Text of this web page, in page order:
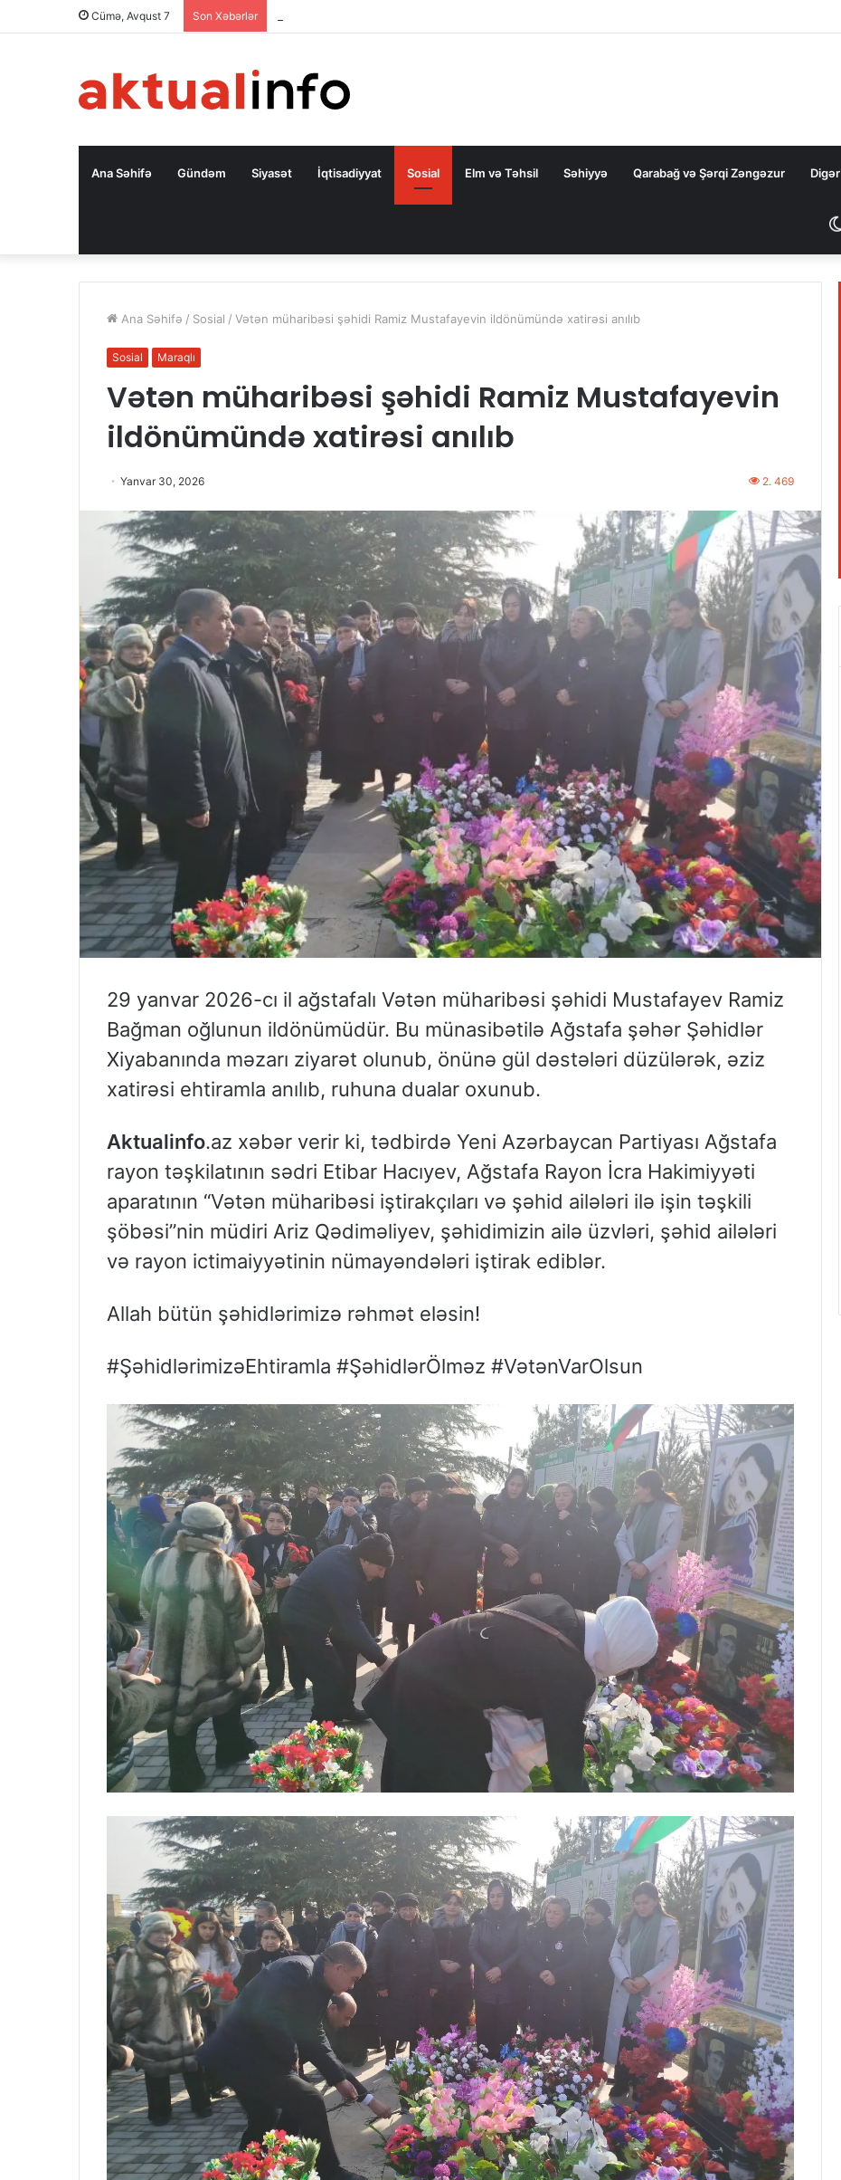
Cümə, Avqust 7 Son Xəbərlər
Ana Səhifə Gündəm Siyasət İqtisadiyyat Sosial Elm və Təhsil Səhiyyə Qarabağ və Şərqi Zəngəzur Digər
Ana Səhifə / Sosial / Vətən müharibəsi şəhidi Ramiz Mustafayevin ildönümündə xatirəsi anılıb
Sosial Maraqlı
Vətən müharibəsi şəhidi Ramiz Mustafayevin
ildönümündə xatirəsi anılıb
Yanvar 30, 2026 2. 469
29 yanvar 2026-cı il ağstafalı Vətən müharibəsi şəhidi Mustafayev Ramiz
Bağman oğlunun ildönümüdür. Bu münasibətilə Ağstafa şəhər Şəhidlər
Xiyabanında məzarı ziyarət olunub, önünə gül dəstələri düzülərək, əziz
xatirəsi ehtiramla anılıb, ruhuna dualar oxunub.
Aktualinfo.az xəbər verir ki, tədbirdə Yeni Azərbaycan Partiyası Ağstafa
rayon təşkilatının sədri Etibar Hacıyev, Ağstafa Rayon İcra Hakimiyyəti
aparatının “Vətən müharibəsi iştirakçıları və şəhid ailələri ilə işin təşkili
şöbəsi”nin müdiri Ariz Qədiməliyev, şəhidimizin ailə üzvləri, şəhid ailələri
və rayon ictimaiyyətinin nümayəndələri iştirak ediblər.
Allah bütün şəhidlərimizə rəhmət eləsin!
#ŞəhidlərimizəEhtiramla #ŞəhidlərÖlməz #VətənVarOlsun